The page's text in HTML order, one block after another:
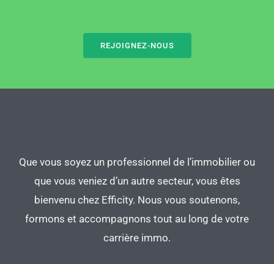
REJOIGNEZ-NOUS
Que vous soyez un professionnel de l’immobilier ou
que vous veniez d’un autre secteur, vous êtes
bienvenu chez Efficity. Nous vous soutenons,
formons et accompagnons tout au long de votre
carrière immo.